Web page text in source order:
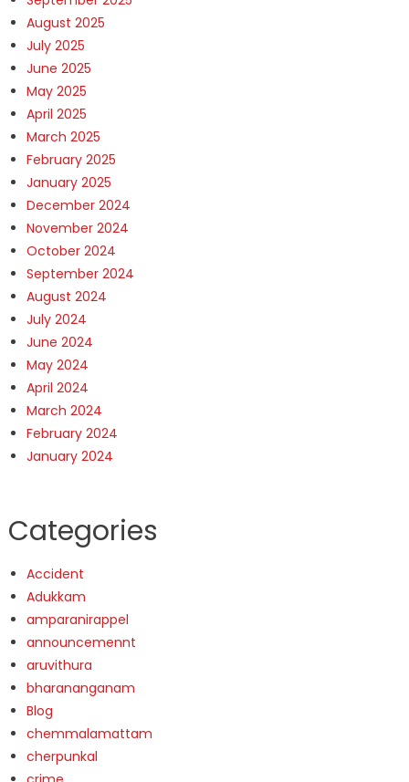
August 2025
July 2025
June 2025
May 2025
April 2025
March 2025
February 2025
January 2025
December 2024
November 2024
October 2024
September 2024
August 2024
July 2024
June 2024
May 2024
April 2024
March 2024
February 2024
January 2024
Categories
Accident
Adukkam
amparanirappel
announcemennt
aruvithura
bharananganam
Blog
chemmalamattam
cherpunkal